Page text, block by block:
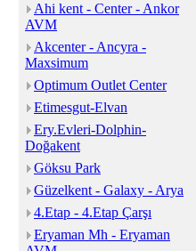
Ahi kent - Center - Ankor
AVM
Akcenter - Ancyra -
Maxsimum
Optimum Outlet Center
Etimesgut-Elvan
Ery.Evleri-Dolphin-
Doğakent
Göksu Park
Güzelkent - Galaxy - Arya
4.Etap - 4.Etap Çarşı
Eryaman Mh - Eryaman